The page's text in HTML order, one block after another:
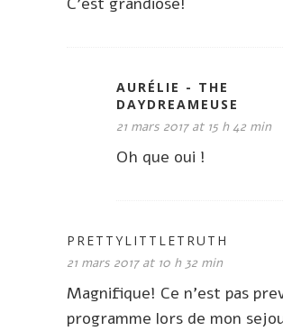
AURÉLIE - THE
DAYDREAMEUSE
21 mars 2017 at 15 h 42 min
Oh que oui !
PRETTYLITTLETRUTH
21 mars 2017 at 10 h 32 min
Magnifique! Ce n’est pas
programme lors de mon